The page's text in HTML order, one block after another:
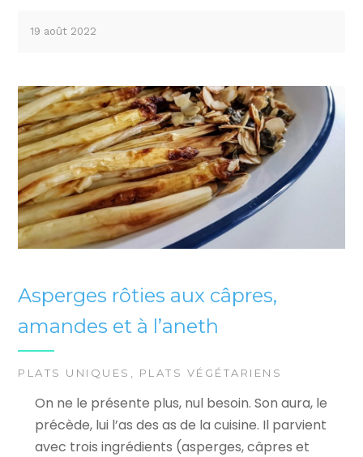
19 août 2022
Asperges rôties aux câpres,
amandes et à l’aneth
PLATS UNIQUES PLATS VÉGÉTARIENS
On ne le présente plus, nul besoin. Son aura, le
précède, lui l’as des as de la cuisine. Il parvient
avec trois ingrédients (asperges, câpres et